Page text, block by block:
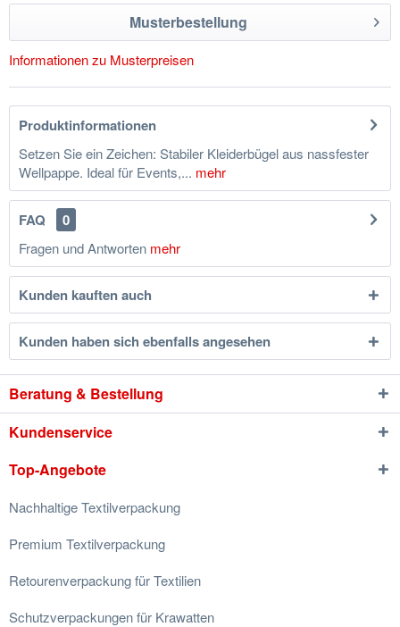
Musterbestellung
Informationen zu Musterpreisen
Produktinformationen
Setzen Sie ein Zeichen: Stabiler Kleiderbügel aus nassfester
Wellpappe. Ideal für Events,... mehr
FAQ 0
Fragen und Antworten mehr
Kunden kauften auch
Kunden haben sich ebenfalls angesehen
Beratung & Bestellung
Kundenservice
Top-Angebote
Nachhaltige Textilverpackung
Premium Textilverpackung
Retourenverpackung für Textilien
Schutzverpackungen für Krawatten